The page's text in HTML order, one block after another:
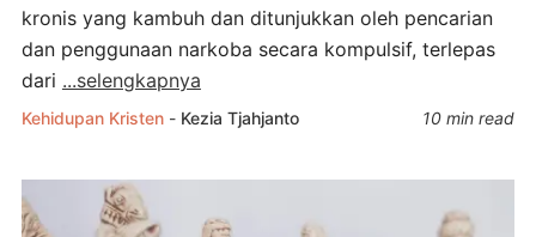
kronis yang kambuh dan ditunjukkan oleh pencarian
dan penggunaan narkoba secara kompulsif, terlepas
dari ...selengkapnya
Kehidupan Kristen - Kezia Tjahjanto 10 min read